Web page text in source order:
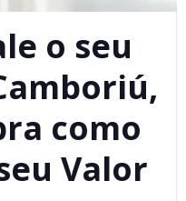
o seu
como
Valor